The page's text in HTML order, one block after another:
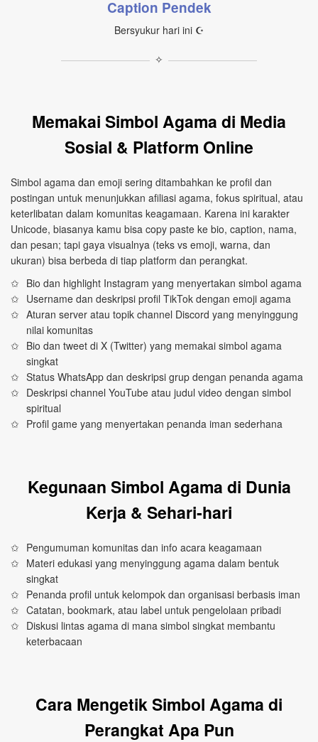
Caption Pendek
Bersyukur hari ini ☪
✧
Memakai Simbol Agama di Media
Sosial & Platform Online
Simbol agama dan emoji sering ditambahkan ke profil dan
postingan untuk menunjukkan afiliasi agama, fokus spiritual, atau
keterlibatan dalam komunitas keagamaan. Karena ini karakter
Unicode, biasanya kamu bisa copy paste ke bio, caption, nama,
dan pesan; tapi gaya visualnya (teks vs emoji, warna, dan
ukuran) bisa berbeda di tiap platform dan perangkat.
Bio dan highlight Instagram yang menyertakan simbol agama
Username dan deskripsi profil TikTok dengan emoji agama
Aturan server atau topik channel Discord yang menyinggung
nilai komunitas
Bio dan tweet di X (Twitter) yang memakai simbol agama
singkat
Status WhatsApp dan deskripsi grup dengan penanda agama
Deskripsi channel YouTube atau judul video dengan simbol
spiritual
Profil game yang menyertakan penanda iman sederhana
Kegunaan Simbol Agama di Dunia
Kerja & Sehari‑hari
Pengumuman komunitas dan info acara keagamaan
Materi edukasi yang menyinggung agama dalam bentuk
singkat
Penanda profil untuk kelompok dan organisasi berbasis iman
Catatan, bookmark, atau label untuk pengelolaan pribadi
Diskusi lintas agama di mana simbol singkat membantu
keterbacaan
Cara Mengetik Simbol Agama di
Perangkat Apa Pun